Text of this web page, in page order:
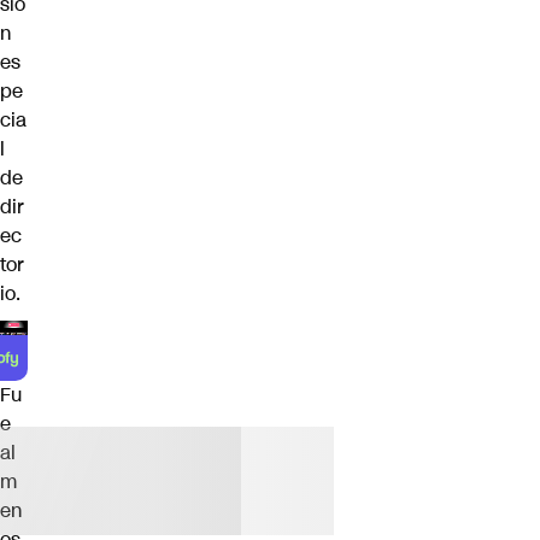
n
es
pe
cia
l
de
dir
ec
tor
io.
Fu
e
al
m
en